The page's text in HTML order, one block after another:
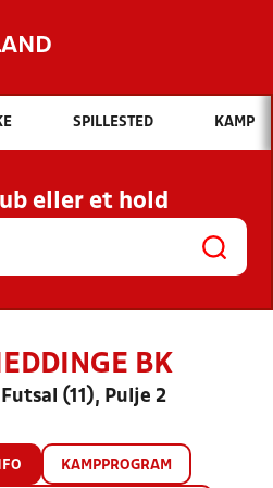
Hvad vil du søge efter?
INDHOLD OG NYHEDER
KLUBBER OG
HOLD
SPILLESTED KAMP
eller et hold
BK
(11), Pulje 2
KAMPPROGRAM